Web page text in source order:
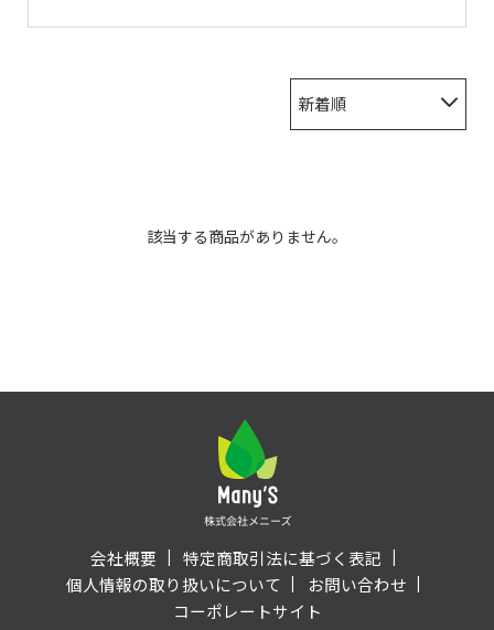
新着順
該当する商品がありません。
会社概要
特定商取引法に基づく表記
個人情報の取り扱いについて
お問い合わせ
コーポレートサイト